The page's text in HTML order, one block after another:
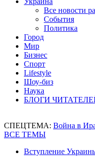
Все новости
События
Политика
Город
Мир
Бизнес
Спорт
Lifestyle
Шоу-биз
Наука
БЛОГИ
СПЕЦТЕМА: Война в
ВСЕ ТЕМЫ
Вступление